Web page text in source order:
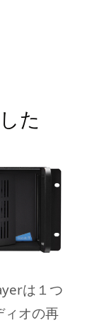
た
は１つ
ィオの再